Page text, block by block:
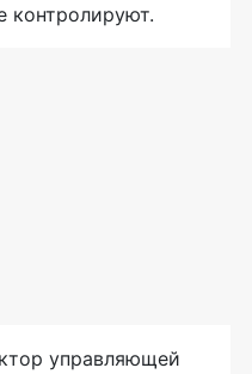
контролируют.
управляющей